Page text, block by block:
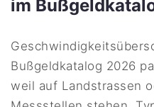
im
Bußgeldkatalog 2026
weil auf Landstrassen